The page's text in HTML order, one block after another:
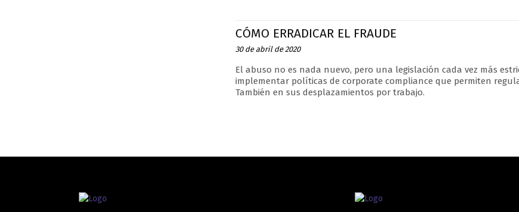
CÓMO ERRADICAR EL FRAUDE
30 de abril de 2020
El abuso no es nada nuevo, pero una legislación cada vez más
implementar políticas de corporate compliance que permiten
También en sus desplazamientos por trabajo.